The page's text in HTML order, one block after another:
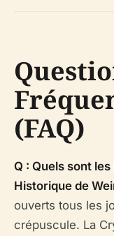
(FAQ)
Q : Quels sont
Historique de
ouverts tous les
crépuscule. La